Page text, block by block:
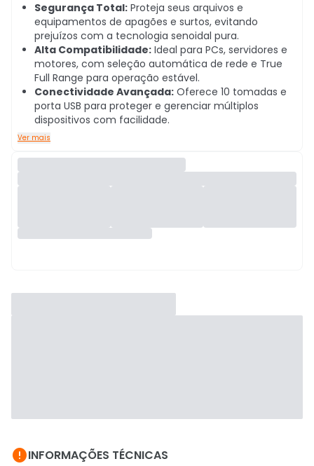
Segurança Total: Proteja seus arquivos e
equipamentos de apagões e surtos, evitando
prejuízos com a tecnologia senoidal pura.
Alta Compatibilidade: Ideal para PCs, servidores e
motores, com seleção automática de rede e True
Full Range para operação estável.
Conectividade Avançada: Oferece 10 tomadas e
porta USB para proteger e gerenciar múltiplos
dispositivos com facilidade.
Ver mais
INFORMAÇÕES TÉCNICAS